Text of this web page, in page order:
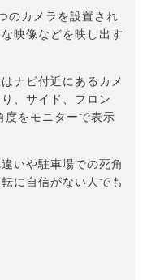
のカメラを設置され
映像などを映し出す
ナビ付近にあるカメ
、サイド、フロン
度をモニターで表示
いや駐車場での死角
に自信がない人でも